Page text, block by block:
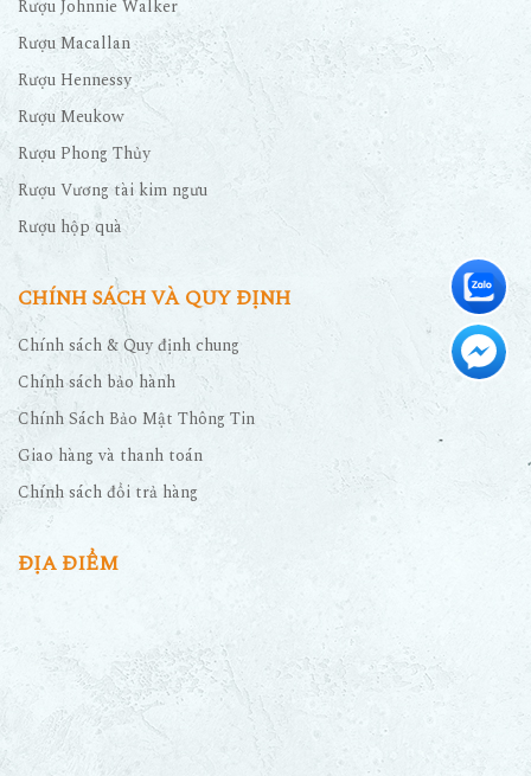
Rượu Johnnie Walker
Rượu Macallan
Rượu Hennessy
Rượu Meukow
Rượu Phong Thủy
Rượu Vương tài kim ngưu
Rượu hộp quà
CHÍNH SÁCH VÀ QUY ĐỊNH
Chính sách & Quy định chung
Chính sách bảo hành
Chính Sách Bảo Mật Thông Tin
Giao hàng và thanh toán
Chính sách đổi trả hàng
ĐỊA ĐIỂM